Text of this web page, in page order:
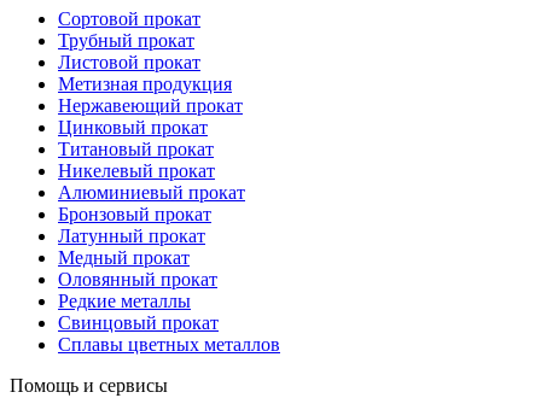
Сортовой прокат
Трубный прокат
Листовой прокат
Метизная продукция
Нержавеющий прокат
Цинковый прокат
Титановый прокат
Никелевый прокат
Алюминиевый прокат
Бронзовый прокат
Латунный прокат
Медный прокат
Оловянный прокат
Редкие металлы
Свинцовый прокат
Сплавы цветных металлов
Помощь и сервисы